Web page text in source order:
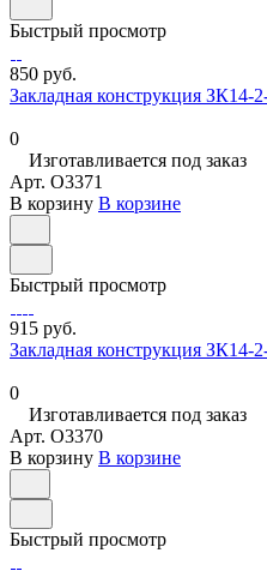
Быстрый просмотр
850 руб.
Закладная конструкция ЗК14-
0
Изготавливается под заказ
Арт. O3371
В корзину В корзине
Быстрый просмотр
915 руб.
Закладная конструкция ЗК14-
0
Изготавливается под заказ
Арт. O3370
В корзину В корзине
Быстрый просмотр